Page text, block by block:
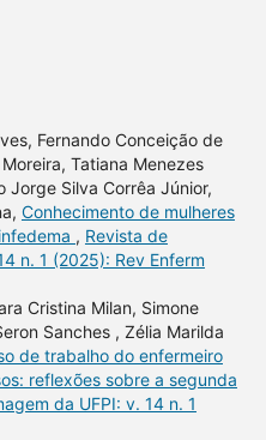
Fernando Conceição de
Tatiana Menezes
Jorge Silva Corrêa Júnior,
Conhecimento de mulheres
, Revista de
n. 1 (2025): Rev Enferm
Cristina Milan, Simone
Sanches , Zélia Marilda
de trabalho do enfermeiro
reflexões sobre a segunda
da UFPI: v. 14 n. 1